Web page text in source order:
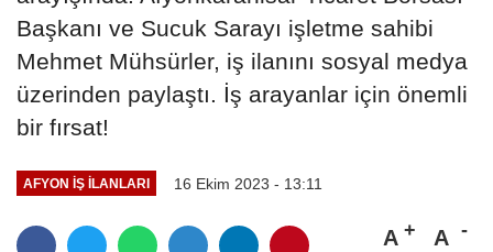
Başkanı ve Sucuk Sarayı işletme sahibi
Mehmet Mühsürler, iş ilanını sosyal medya
üzerinden paylaştı. İş arayanlar için önemli
bir fırsat!
AFYON İŞ İLANLARI 16 Ekim 2023 - 13:11
A A